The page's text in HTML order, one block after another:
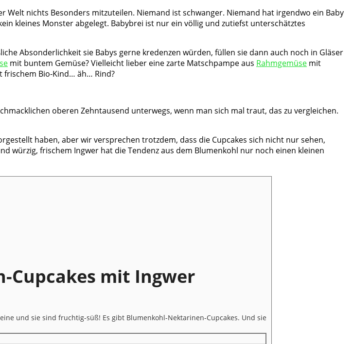
Welt nichts Besonders mitzuteilen. Niemand ist schwanger. Niemand hat irgendwo ein Baby
kleines Monster abgelegt. Babybrei ist nur ein völlig und zutiefst unterschätztes
Absonderlichkeit sie Babys gerne kredenzen würden, füllen sie dann auch noch in Gläser
mit buntem Gemüse? Vielleicht lieber eine zarte Matschpampe aus Rahmgemüse mit
frischem Bio-Kind… äh… Rind?
oberen Zehntausend unterwegs, wenn man sich mal traut, das zu vergleichen.
haben, aber wir versprechen trotzdem, dass die Cupcakes sich nicht nur sehen,
würzig, frischem Ingwer hat die Tendenz aus dem Blumenkohl nur noch einen kleinen
Cupcakes mit Ingwer
und sie sind fruchtig-süß! Es gibt Blumenkohl-Nektarinen-Cupcakes. Und sie